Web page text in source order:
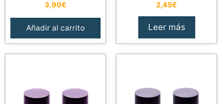
3,90€
Añadir al carrito
2,45€
Leer más